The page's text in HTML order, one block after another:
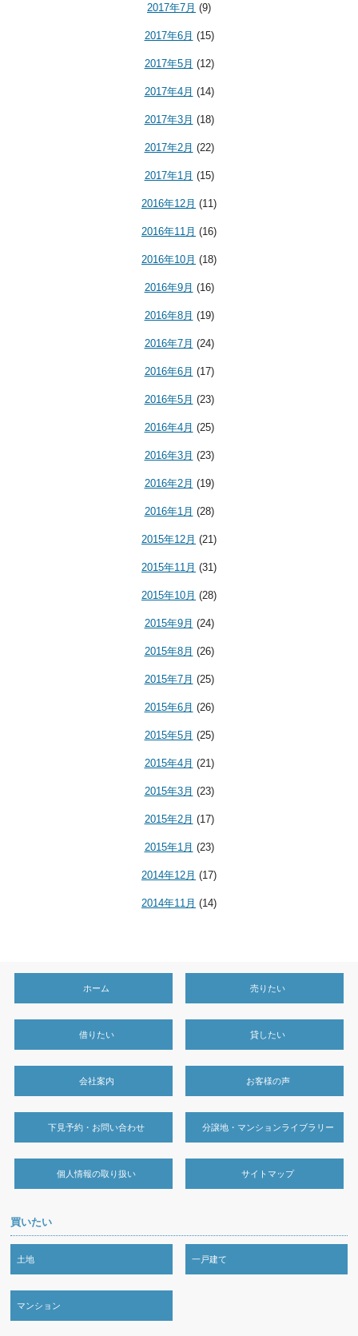
2017年7月 (9)
2017年6月 (15)
2017年5月 (12)
2017年4月 (14)
2017年3月 (18)
2017年2月 (22)
2017年1月 (15)
2016年12月 (11)
2016年11月 (16)
2016年10月 (18)
2016年9月 (16)
2016年8月 (19)
2016年7月 (24)
2016年6月 (17)
2016年5月 (23)
2016年4月 (25)
2016年3月 (23)
2016年2月 (19)
2016年1月 (28)
2015年12月 (21)
2015年11月 (31)
2015年10月 (28)
2015年9月 (24)
2015年8月 (26)
2015年7月 (25)
2015年6月 (26)
2015年5月 (25)
2015年4月 (21)
2015年3月 (23)
2015年2月 (17)
2015年1月 (23)
2014年12月 (17)
2014年11月 (14)
ホーム 売りたい
借りたい 貸したい
会社案内 お客様の声
下見予約・お問い合わせ 分譲地・マンションライブラリー
個人情報の取り扱い サイトマップ
買いたい
土地 一戸建て
マンション